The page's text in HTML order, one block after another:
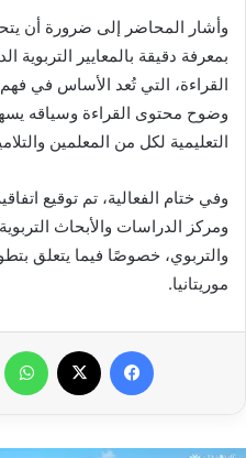
وأشار المحاضر إلى ضرورة أن
بمعرفة دقيقة بالمعايير
القراءة، التي تُعد الأساس في فهم
وضوح محتوى القراءة وسياقه
التعليمية لكل من المعلمين
وفي ختام الفعالية، تم توقيع
ومركز الدراسات والأبحاث
والتربوي، خصوصًا فيما يتعلق
موريتانيا.
فيسبوك